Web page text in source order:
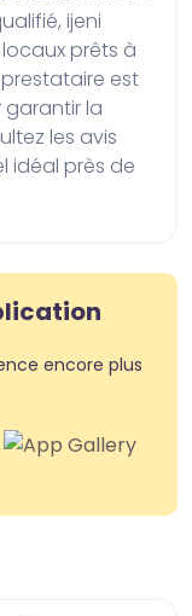
ijeni
prêts à
est
la
les avis
idéal près de